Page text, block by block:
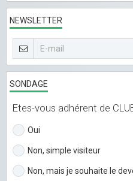
NEWSLETTER
SONDAGE
Etes-vous adhérent de
Oui
Non, simple visiteur
Non, mais je souhaite le